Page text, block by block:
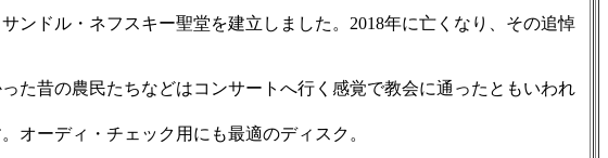
ドル・ネフスキー聖堂を建立しました。2018年に亡くなり、その追悼
昔の農民たちなどはコンサートへ行く感覚で教会に通ったともいわれ
オーディ・チェック用にも最適のディスク。